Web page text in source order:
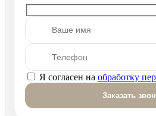
Оставьте это поле пустым.
Я согласен на обработку